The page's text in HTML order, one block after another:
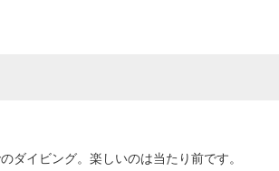
ダイビング。楽しいのは当たり前です。